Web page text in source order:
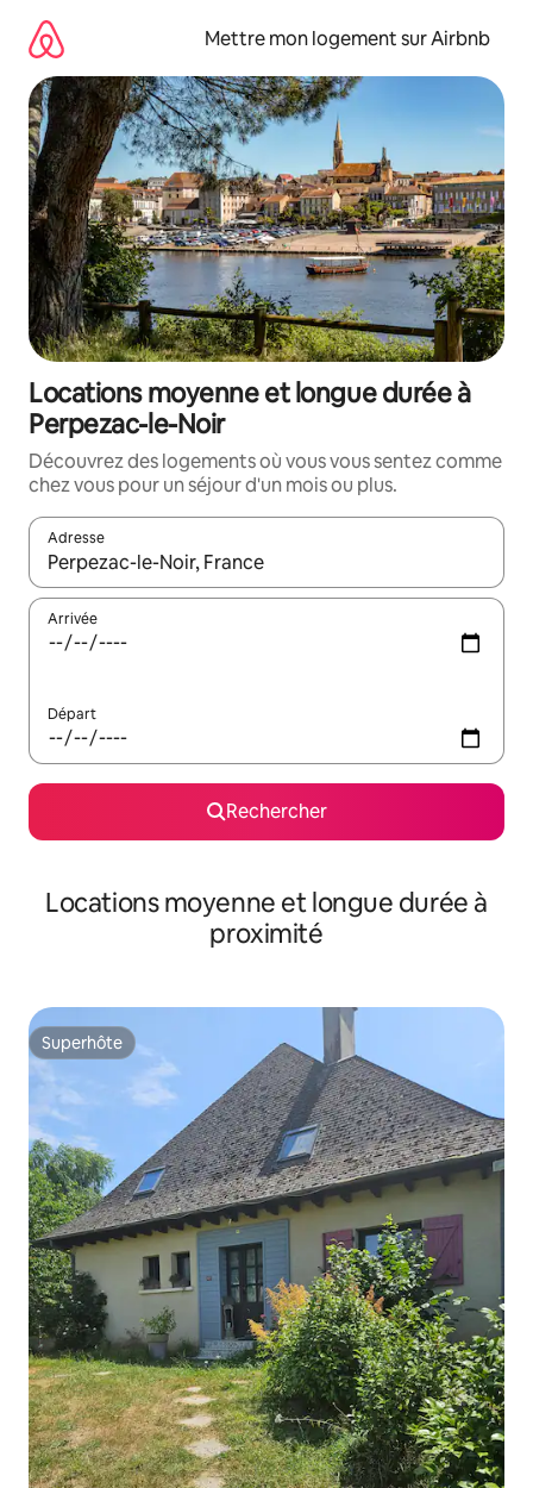
directement
contenu
Mettre mon logement sur Airbnb
Locations moyenne et longue durée à
Perpezac-le-Noir
Découvrez des logements où vous vous sentez comme
chez vous pour un séjour d'un mois ou plus.
Adresse
Lorsque les résultats s'affichent, utilisez les flèches vers le
Arrivée
Départ
Rechercher
Locations moyenne et longue durée à
proximité
Superhôte
Superhôte